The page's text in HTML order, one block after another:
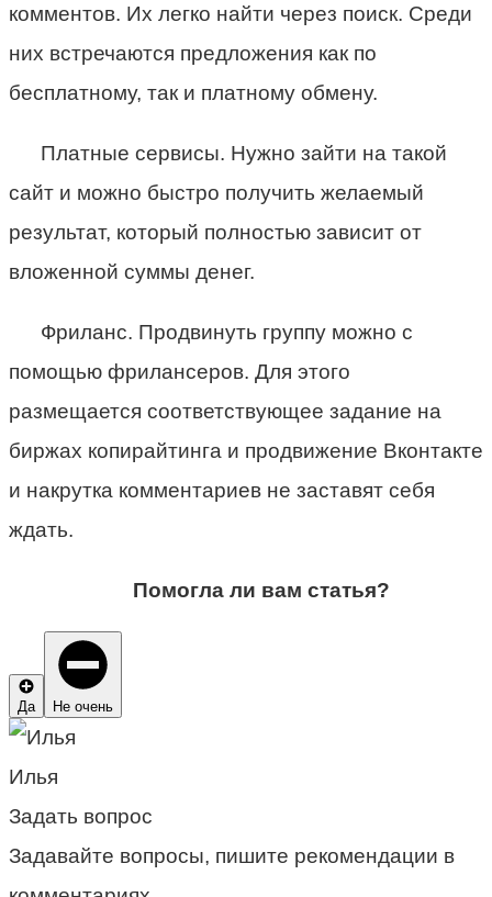
комментов. Их легко найти через поиск. Среди
них встречаются предложения как по
бесплатному, так и платному обмену.
Платные сервисы. Нужно зайти на такой
сайт и можно быстро получить желаемый
результат, который полностью зависит от
вложенной суммы денег.
Фриланс. Продвинуть группу можно с
помощью фрилансеров. Для этого
размещается соответствующее задание на
биржах копирайтинга и продвижение Вконтакте
и накрутка комментариев не заставят себя
ждать.
Помогла ли вам статья?
Да Не очень
Илья
Задать вопрос
Задавайте вопросы, пишите рекомендации в